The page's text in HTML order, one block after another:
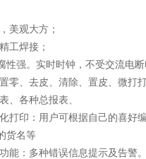
美观大方；
工焊接；
性强。实时时钟，不受交流电
零、去皮、清除、置皮、微打
、各种总报表、
打印：用户可根据自己的喜好
货名等
能：多种错误信息提示及告警。